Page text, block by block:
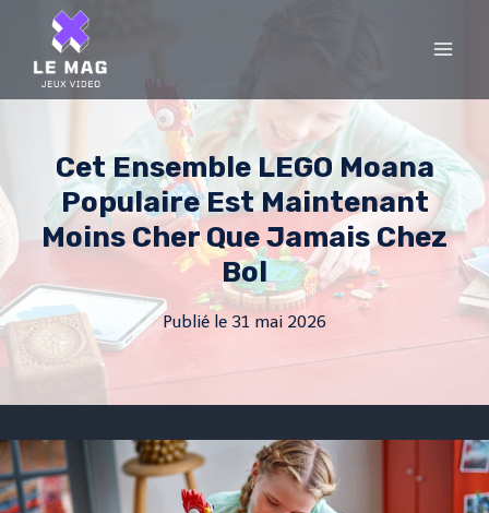
content
Cet Ensemble LEGO Moana
Populaire Est Maintenant
Moins Cher Que Jamais Chez
Bol
Publié le 31 mai 2026